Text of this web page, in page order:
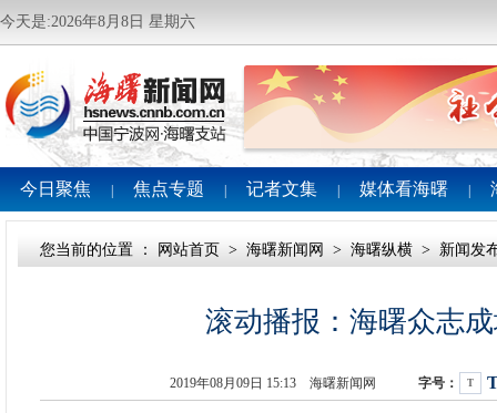
今天是:2026年8月8日 星期六
今日聚焦 焦点专题 记者文集 媒体看海曙
您当前的位置 ： 网站首页 > 海曙新闻网 > 海曙纵横 > 新闻发
滚动播报：海曙众志
2019年08月09日 15:13 海曙新闻网 字号： T